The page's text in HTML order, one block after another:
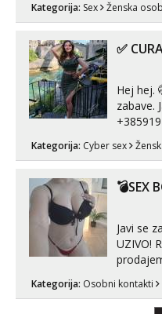
volim
Kategorija: Sex Ženska
✅
Hej hej.
zabave.
Whatsapp). 🤙 NE
Hvala.
Kategorija: Cyber sex
💣SEX
Javi se
UZIVO! Radim videopozive, dopisivanja,
prodajem
Kategorija: Osobni kontakti